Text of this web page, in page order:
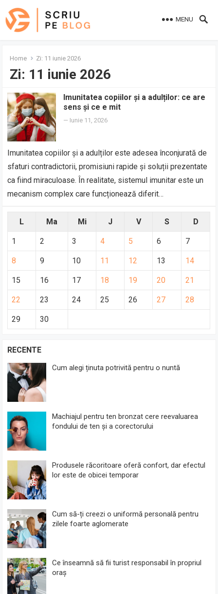
MENU
Home Zi: 11 iunie 2026
Zi: 11 iunie 2026
Imunitatea copiilor și a adulților: ce are
sens și ce e mit
— Iunie 11, 2026
Imunitatea copiilor și a adulților este adesea înconjurată de
sfaturi contradictorii, promisiuni rapide și soluții prezentate
ca fiind miraculoase. În realitate, sistemul imunitar este un
mecanism complex care funcționează diferit…
L Ma Mi J V S D
1 2 3 4 5 6 7
8 9 10 11 12 13 14
15 16 17 18 19 20 21
22 23 24 25 26 27 28
29 30
RECENTE
Cum alegi ținuta potrivită pentru o nuntă
Machiajul pentru ten bronzat cere reevaluarea
fondului de ten și a corectorului
Produsele răcoritoare oferă confort, dar efectul
lor este de obicei temporar
Cum să-ți creezi o uniformă personală pentru
zilele foarte aglomerate
Ce înseamnă să fii turist responsabil în propriul
oraș